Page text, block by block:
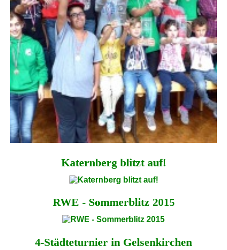
Katernberg blitzt auf!
RWE - Sommerblitz 2015
4-Städteturnier in Gelsenkirchen